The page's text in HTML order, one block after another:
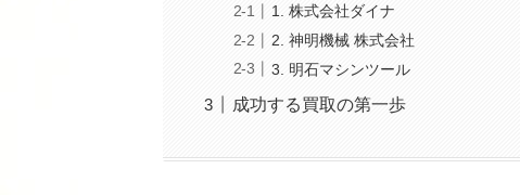
1. 株式会社ダイナ
2. 神明機械 株式会社
3. 明石マシンツール
成功する買取の第一歩